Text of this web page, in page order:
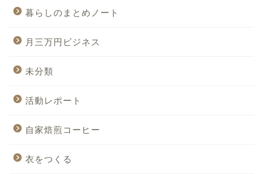
暮らしのまとめノート
月三万円ビジネス
未分類
活動レポート
自家焙煎コーヒー
衣をつくる